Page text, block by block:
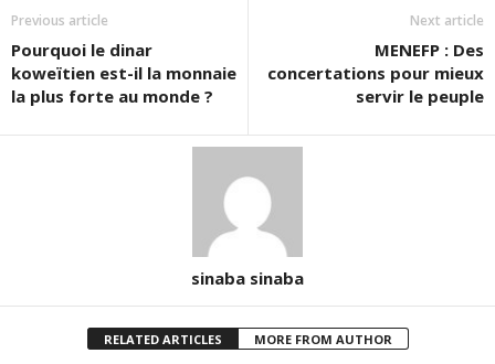
Previous article
Pourquoi le dinar
koweïtien est-il la monnaie
la plus forte au monde ?
Next article
MENEFP : Des
concertations pour mieux
servir le peuple
sinaba sinaba
RELATED ARTICLES MORE FROM AUTHOR